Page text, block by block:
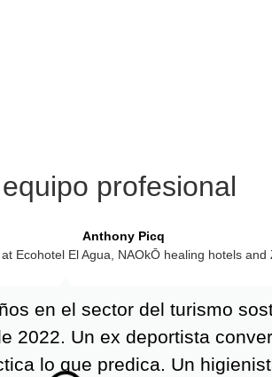
profesional
en el sector del turismo
2022. Un ex deportista
lo que predica. Un
Anthony Picq
Ecohotel El Agua, NAOkŌ healing hotels and